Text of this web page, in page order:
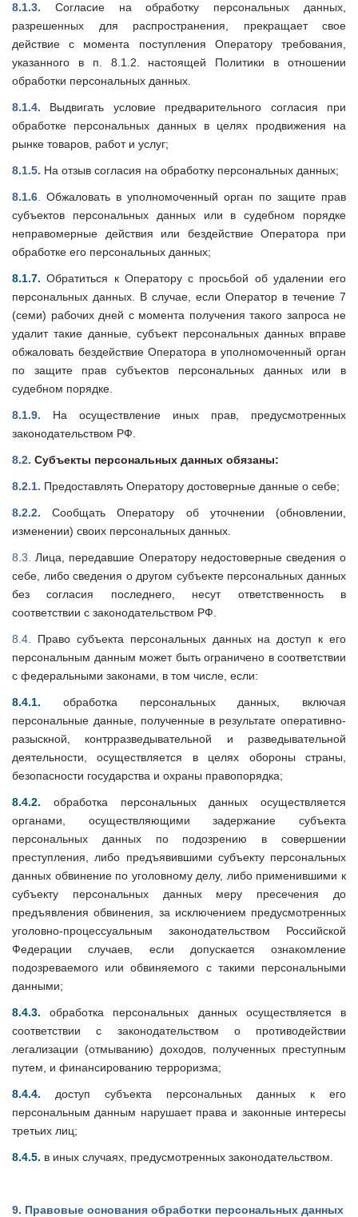
8.1.3.
Согласие на обработку персональных данных,
разрешенных для распространения, прекращает свое
действие с момента поступления Оператору требования,
указанного в п. 8.1.2. настоящей Политики в отношении
обработки персональных данных.
8.1.4.
Выдвигать условие предварительного согласия при
обработке персональных данных в целях продвижения на
рынке товаров, работ и услуг;
8.1.5. На отзыв согласия на обработку персональных данных;
8.1.6
Обжаловать в уполномоченный орган по защите прав
субъектов персональных данных или в судебном порядке
неправомерные действия или бездействие Оператора при
обработке его персональных данных;
8.1.7. Обратиться к Оператору с просьбой об удалении его
персональных данных. В случае, если Оператор в течение 7
(семи) рабочих дней с момента получения такого запроса не
удалит такие данные, субъект персональных данных вправе
обжаловать бездействие Оператора в уполномоченный орган
по защите прав субъектов персональных данных или в
судебном порядке.
8.1.9.
На осуществление иных прав, предусмотренных
законодательством РФ.
8.2. Субъекты персональных данных обязаны:
8.2.1. Предоставлять Оператору достоверные данные о себе;
8.2.2.
Сообщать Оператору об уточнении (обновлении,
изменении) своих персональных данных.
8.3.Лица, передавшие Оператору недостоверные сведения о
себе, либо сведения о другом субъекте персональных данных
без согласия последнего, несут ответственность в
соответствии с законодательством РФ.
8.4. Право субъекта персональных данных на доступ к его
персональным данным может быть ограничено в соответствии
с федеральными законами, в том числе, если:
8.4.1.
обработка персональных данных, включая
персональные данные, полученные в результате оперативно-
разыскной, контрразведывательной и разведывательной
деятельности, осуществляется в целях обороны страны,
безопасности государства и охраны правопорядка;
8.4.2.
обработка персональных данных осуществляется
органами, осуществляющими задержание субъекта
персональных данных по подозрению в совершении
преступления, либо предъявившими субъекту персональных
данных обвинение по уголовному делу, либо применившими к
субъекту персональных данных меру пресечения до
предъявления обвинения, за исключением предусмотренных
уголовно-процессуальным законодательством Российской
Федерации случаев, если допускается ознакомление
подозреваемого или обвиняемого с такими персональными
данными;
8.4.3.
обработка персональных данных осуществляется в
соответствии с законодательством о противодействии
легализации (отмыванию) доходов, полученных преступным
путем, и финансированию терроризма;
8.4.4. доступ субъекта персональных данных к его
персональным данным нарушает права и законные интересы
третьих лиц;
8.4.5. в иных случаях, предусмотренных законодательством.
9. Правовые основания обработки персональных данных